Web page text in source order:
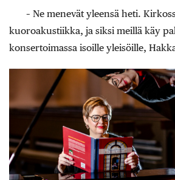
– Ne menevät yleensä heti.
kuoroakustiikka, ja siksi meillä käy
konsertoimassa isoille yleisöille,